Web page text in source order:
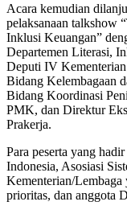
Acara kemudian
pelaksanaan talkshow
Inklusi Keuangan”
Departemen Literasi,
Deputi IV
Bidang Kelembagaan
Bidang Koordinasi
PMK, dan Direktur
Prakerja.
Para peserta yang
Indonesia, Asosiasi
Kementerian/Lembaga
prioritas, dan anggota